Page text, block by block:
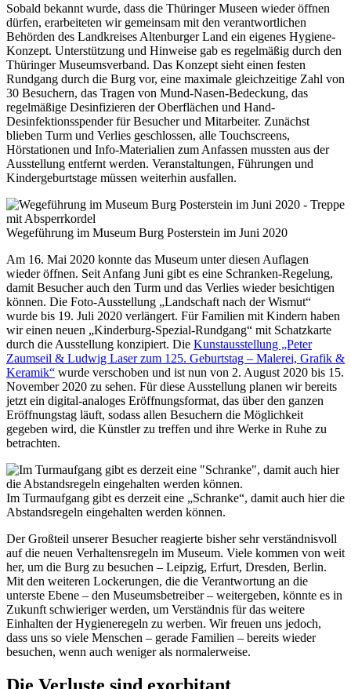
Sobald bekannt wurde, dass die Thüringer Museen wieder öffnen
dürfen, erarbeiteten wir gemeinsam mit den verantwortlichen
Behörden des Landkreises Altenburger Land ein eigenes Hygiene-
Konzept. Unterstützung und Hinweise gab es regelmäßig durch den
Thüringer Museumsverband. Das Konzept sieht einen festen
Rundgang durch die Burg vor, eine maximale gleichzeitige Zahl von
30 Besuchern, das Tragen von Mund-Nasen-Bedeckung, das
regelmäßige Desinfizieren der Oberflächen und Hand-
Desinfektionsspender für Besucher und Mitarbeiter. Zunächst
blieben Turm und Verlies geschlossen, alle Touchscreens,
Hörstationen und Info-Materialien zum Anfassen mussten aus der
Ausstellung entfernt werden. Veranstaltungen, Führungen und
Kindergeburtstage müssen weiterhin ausfallen.
Wegeführung im Museum Burg Posterstein im Juni 2020
Am 16. Mai 2020 konnte das Museum unter diesen Auflagen
wieder öffnen. Seit Anfang Juni gibt es eine Schranken-Regelung,
damit Besucher auch den Turm und das Verlies wieder besichtigen
können. Die Foto-Ausstellung „Landschaft nach der Wismut“
wurde bis 19. Juli 2020 verlängert. Für Familien mit Kindern haben
wir einen neuen „Kinderburg-Spezial-Rundgang“ mit Schatzkarte
durch die Ausstellung konzipiert. Die Kunstausstellung „Peter
Zaumseil & Ludwig Laser zum 125. Geburtstag – Malerei, Grafik &
Keramik“ wurde verschoben und ist nun von 2. August 2020 bis 15.
November 2020 zu sehen. Für diese Ausstellung planen wir bereits
jetzt ein digital-analoges Eröffnungsformat, das über den ganzen
Eröffnungstag läuft, sodass allen Besuchern die Möglichkeit
gegeben wird, die Künstler zu treffen und ihre Werke in Ruhe zu
betrachten.
Im Turmaufgang gibt es derzeit eine „Schranke“, damit auch hier die
Abstandsregeln eingehalten werden können.
Der Großteil unserer Besucher reagierte bisher sehr verständnisvoll
auf die neuen Verhaltensregeln im Museum. Viele kommen von weit
her, um die Burg zu besuchen – Leipzig, Erfurt, Dresden, Berlin.
Mit den weiteren Lockerungen, die die Verantwortung an die
unterste Ebene – den Museumsbetreiber – weitergeben, könnte es in
Zukunft schwieriger werden, um Verständnis für das weitere
Einhalten der Hygieneregeln zu werben. Wir freuen uns jedoch,
dass uns so viele Menschen – gerade Familien – bereits wieder
besuchen, wenn auch weniger als normalerweise.
Die Verluste sind exorbitant